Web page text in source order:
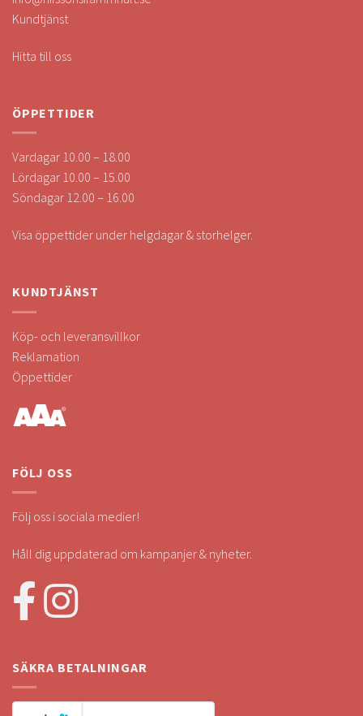
Kundtjänst
Hitta till oss
ÖPPETTIDER
Vardagar 10.00 – 18.00
Lördagar 10.00 – 15.00
Söndagar 12.00 – 16.00
Visa öppettider under helgdagar & storhelger.
KUNDTJÄNST
Köp- och leveransvillkor
Reklamation
Öppettider
FÖLJ OSS
Följ oss i sociala medier!
Håll dig uppdaterad om kampanjer & nyheter.
SÄKRA BETALNINGAR